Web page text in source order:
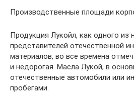
Производственные площади
Продукция Лукойл, как одного из
представителей отечественной
материалов, во все времена
и недорогая. Масла Лукой, в
отечественные автомобили или
пробегами.